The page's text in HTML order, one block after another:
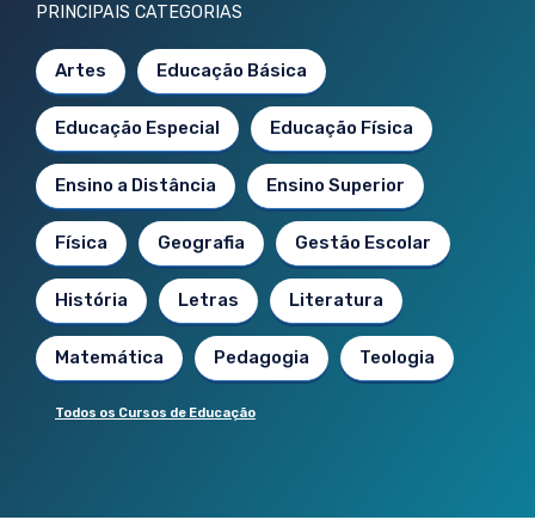
PRINCIPAIS CATEGORIAS
Artes Educação Básica
Educação Especial Educação Física
Ensino a Distância Ensino Superior
Física Geografia Gestão Escolar
História Letras Literatura
Matemática Pedagogia Teologia
Todos os Cursos de Educação